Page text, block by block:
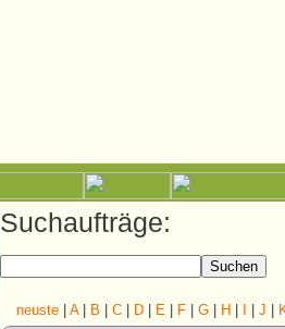
Suchaufträge:
neuste A| B C D E F G H J